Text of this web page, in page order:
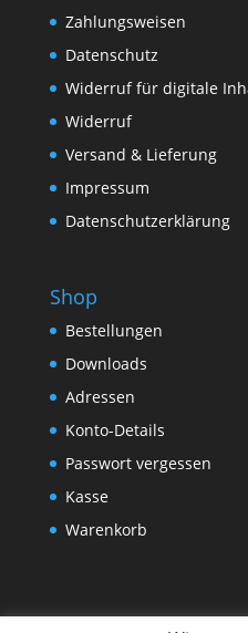
Zahlungsweisen
Datenschutz
Widerruf für digitale
Widerruf
Versand & Lieferung
Impressum
Datenschutzerklärung
Shop
Bestellungen
Downloads
Adressen
Konto-Details
Passwort vergessen
Kasse
Warenkorb